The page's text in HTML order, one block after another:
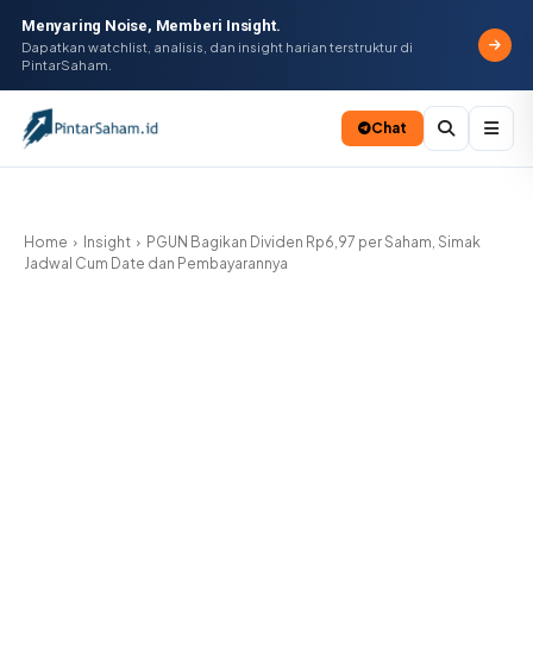
Menyaring Noise, Memberi Insight.
Dapatkan watchlist, analisis, dan insight harian terstruktur di
PintarSaham.
Chat
Home
Insight
PGUN Bagikan Dividen Rp6,97 per Saham, Simak
Jadwal Cum Date dan Pembayarannya